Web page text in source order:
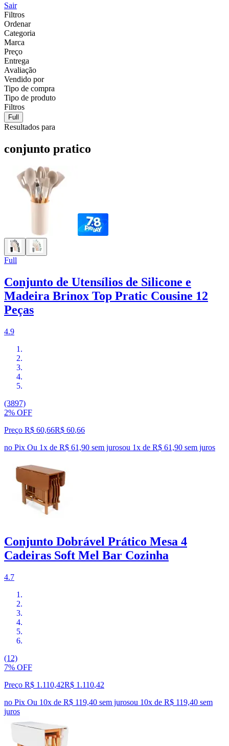
Sair
Filtros
Ordenar
Categoria
Marca
Preço
Entrega
Avaliação
Vendido por
Tipo de compra
Tipo de produto
Filtros
Full
Resultados para
conjunto pratico
Full
Conjunto de Utensílios de Silicone e
Madeira Brinox Top Pratic Cousine 12
Peças
4.9
(3897)
2% OFF
Preço R$ 60,66R$ 60,66
no Pix Ou 1x de R$ 61,90 sem jurosou 1x de R$ 61,90 sem juros
Conjunto Dobrável Prático Mesa 4
Cadeiras Soft Mel Bar Cozinha
4.7
(12)
7% OFF
Preço R$ 1.110,42R$ 1.110,42
no Pix Ou 10x de R$ 119,40 sem jurosou 10x de R$ 119,40 sem
juros